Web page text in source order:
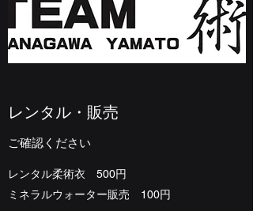
レンタル・販売
ご確認ください
レンタル柔術衣 500円
ミネラルウォーター販売 100円